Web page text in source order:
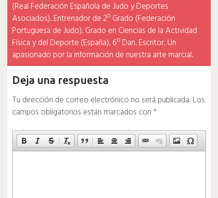
(Real Federación Española de Judo y Deportes
Asociados). Entrenador de 2º Grado (Federación
Portuguesa de Judo). Grado en Ciencias de la Actividad
Física y del Deporte (España). 6º Dan. Escritor. Un
apasionado por la información de nuestra arte marcial.
Deja una respuesta
Tu dirección de correo electrónico no será publicada.Los
campos obligatorios están marcados con*